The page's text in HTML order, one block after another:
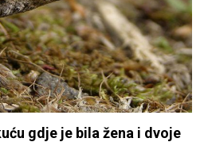
gdje je bila žena i dvoje